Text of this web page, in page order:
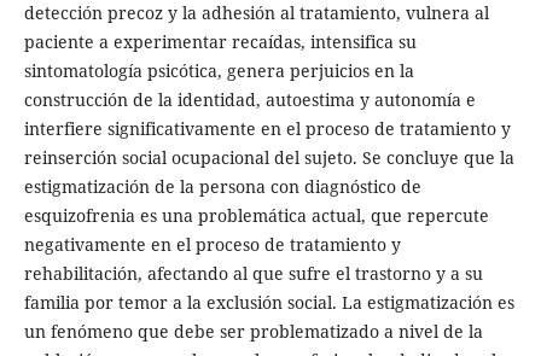
detección precoz y la adhesión al tratamiento, vulnera al
paciente a experimentar recaídas, intensifica su
sintomatología psicótica, genera perjuicios en la
construcción de la identidad, autoestima y autonomía e
interfiere significativamente en el proceso de tratamiento y
reinserción social ocupacional del sujeto. Se concluye que la
estigmatización de la persona con diagnóstico de
esquizofrenia es una problemática actual, que repercute
negativamente en el proceso de tratamiento y
rehabilitación, afectando al que sufre el trastorno y a su
familia por temor a la exclusión social. La estigmatización es
un fenómeno que debe ser problematizado a nivel de la